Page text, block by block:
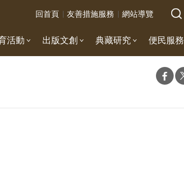
回首頁 友善措施服務 網站導覽
活動 出版文創 典藏研究 便民服務